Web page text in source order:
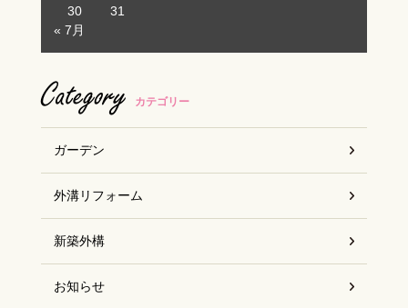
30
31
« 7月
Category カテゴリー
ガーデン
外溝リフォーム
新築外構
お知らせ